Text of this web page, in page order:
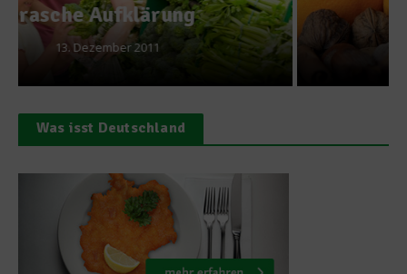
8. November 2012
Was isst Deutschland